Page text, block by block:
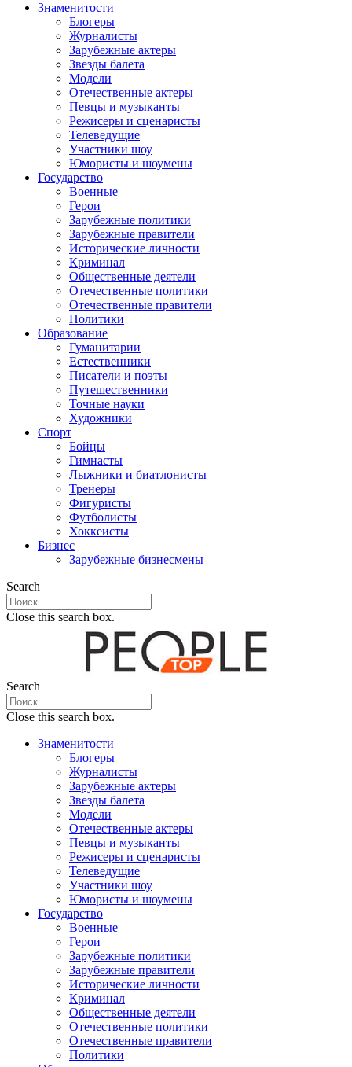
Знаменитости
Блогеры
Журналисты
Зарубежные актеры
Звезды балета
Модели
Отечественные актеры
Певцы и музыканты
Режисеры и сценаристы
Телеведущие
Участники шоу
Юмористы и шоумены
Государство
Военные
Герои
Зарубежные политики
Зарубежные правители
Исторические личности
Криминал
Общественные деятели
Отечественные политики
Отечественные правители
Политики
Образование
Гуманитарии
Естественники
Писатели и поэты
Путешественники
Точные науки
Художники
Спорт
Бойцы
Гимнасты
Лыжники и биатлонисты
Тренеры
Фигуристы
Футболисты
Хоккеисты
Бизнес
Зарубежные бизнесмены
Search
Close this search box.
Search
Close this search box.
Знаменитости
Блогеры
Журналисты
Зарубежные актеры
Звезды балета
Модели
Отечественные актеры
Певцы и музыканты
Режисеры и сценаристы
Телеведущие
Участники шоу
Юмористы и шоумены
Государство
Военные
Герои
Зарубежные политики
Зарубежные правители
Исторические личности
Криминал
Общественные деятели
Отечественные политики
Отечественные правители
Политики